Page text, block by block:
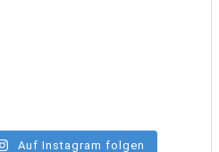
Auf Instagram folgen